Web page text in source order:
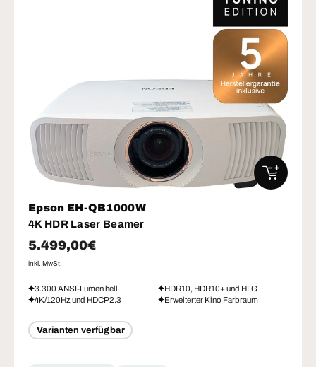
Epson EH-QB1000W
4K HDR Laser Beamer
Normaler Preis
5.499,00€
inkl. MwSt.
3.300 ANSI-Lumen hell
HDR10, HDR10+ und HLG
4K/120Hz und HDCP2.3
Erweiterter Kino Farbraum
Varianten verfügbar
IN DEN